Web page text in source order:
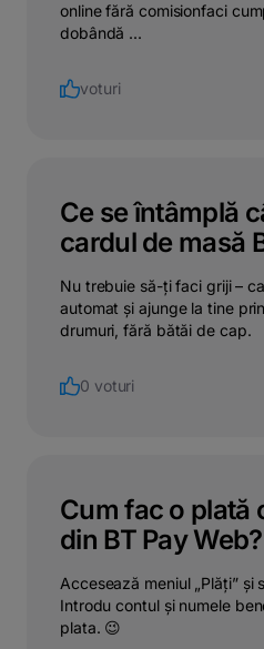
online fără comisionfaci
dobândă ...
voturi
Ce se întâmplă
cardul de masă
Nu trebuie să-ți faci griji –
automat și ajunge la tine
drumuri, fără bătăi de cap.
0 voturi
Cum fac o plată
din BT Pay Web?
Accesează meniul „Plăți” și
Introdu contul și numele
plata. 😉